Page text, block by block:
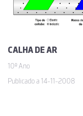
CALHA DE AR
10º Ano
Publicado a 14-11-2008